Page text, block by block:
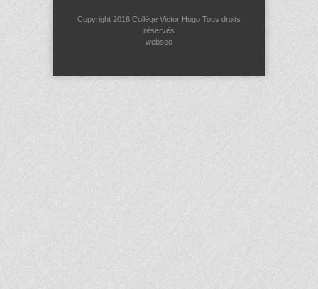
Copyright 2016 Collège Victor Hugo Tous droits
réservés
websco